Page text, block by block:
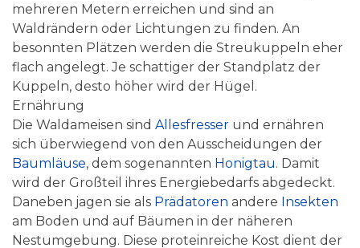
mehreren Metern erreichen und sind an
Waldrändern oder Lichtungen zu finden. An
besonnten Plätzen werden die Streukuppeln eher
flach angelegt. Je schattiger der Standplatz der
Kuppeln, desto höher wird der Hügel.
Ernährung
Die Waldameisen sind Allesfresser und ernähren
sich überwiegend von den Ausscheidungen der
Baumläuse, dem sogenannten Honigtau. Damit
wird der Großteil ihres Energiebedarfs abgedeckt.
Daneben jagen sie als Prädatoren andere Insekten
am Boden und auf Bäumen in der näheren
Nestumgebung. Diese proteinreiche Kost dient der